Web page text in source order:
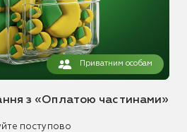
Приватним особам
з «Оплатою частинами»
поступово